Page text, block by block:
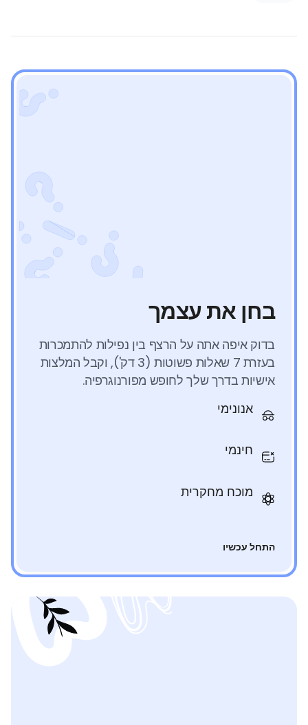
בחן את עצמך
בדוק איפה אתה על הרצף בין נפילות להתמכרות
בעזרת 7 שאלות פשוטות (3 דק'), וקבל המלצות
אישיות בדרך שלך לחופש מפורנוגרפיה.
אנונימי
חינמי
מוכח מחקרית
התחל עכשיו